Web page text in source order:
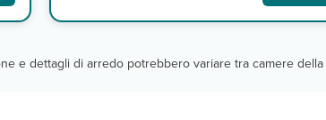
e dettagli di arredo potrebbero variare tra camere